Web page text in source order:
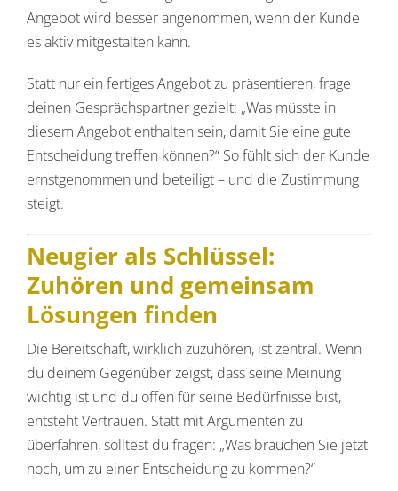
Angebot wird besser angenommen, wenn der Kunde
es aktiv mitgestalten kann.
Statt nur ein fertiges Angebot zu präsentieren, frage
deinen Gesprächspartner gezielt: „Was müsste in
diesem Angebot enthalten sein, damit Sie eine gute
Entscheidung treffen können?“ So fühlt sich der Kunde
ernstgenommen und beteiligt – und die Zustimmung
steigt.
Neugier als Schlüssel:
Zuhören und gemeinsam
Lösungen finden
Die Bereitschaft, wirklich zuzuhören, ist zentral. Wenn
du deinem Gegenüber zeigst, dass seine Meinung
wichtig ist und du offen für seine Bedürfnisse bist,
entsteht Vertrauen. Statt mit Argumenten zu
überfahren, solltest du fragen: „Was brauchen Sie jetzt
noch, um zu einer Entscheidung zu kommen?“